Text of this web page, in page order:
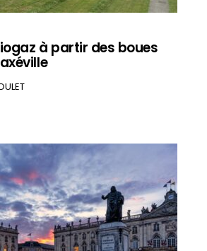
à partir des boues